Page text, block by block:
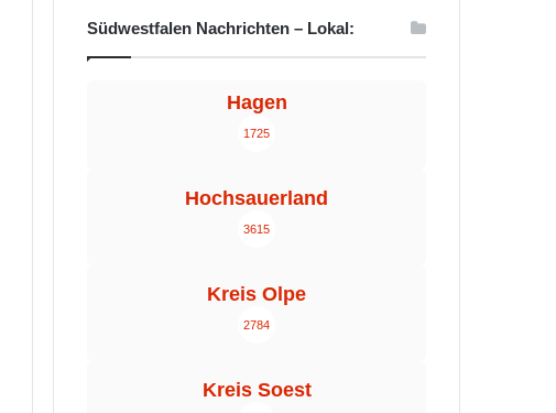
Südwestfalen Nachrichten – Lokal:
Hagen
1725
Hochsauerland
3615
Kreis Olpe
2784
Kreis Soest